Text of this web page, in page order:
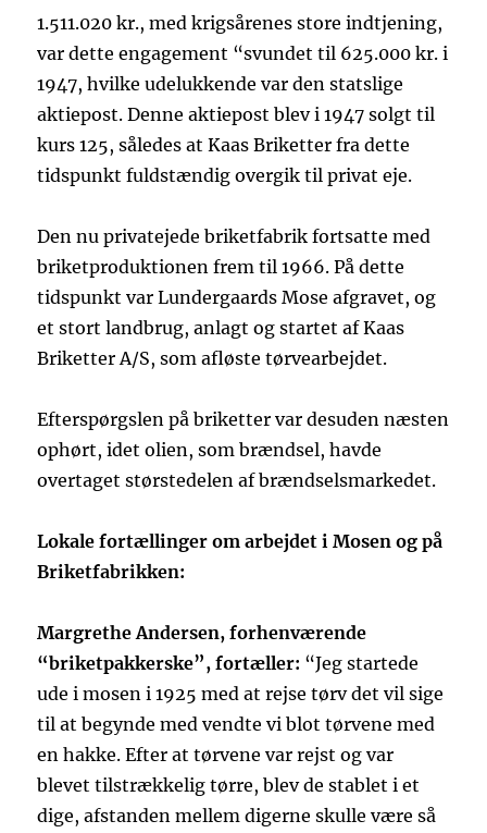
1.511.020 kr., med krigsårenes store indtjening,
var dette engagement “svundet til 625.000 kr. i
1947, hvilke udelukkende var den statslige
aktiepost. Denne aktiepost blev i 1947 solgt til
kurs 125, således at Kaas Briketter fra dette
tidspunkt fuldstændig overgik til privat eje.
Den nu privatejede briketfabrik fortsatte med
briketproduktionen frem til 1966. På dette
tidspunkt var Lundergaards Mose afgravet, og
et stort landbrug, anlagt og startet af Kaas
Briketter A/S, som afløste tørvearbejdet.
Efterspørgslen på briketter var desuden næsten
ophørt, idet olien, som brændsel, havde
overtaget størstedelen af brændselsmarkedet.
Lokale fortællinger om arbejdet i Mosen og på
Briketfabrikken:
Margrethe Andersen, forhenværende
“briketpakkerske”, fortæller: “Jeg startede
ude i mosen i 1925 med at rejse tørv det vil sige
til at begynde med vendte vi blot tørvene med
en hakke. Efter at tørvene var rejst og var
blevet tilstrækkelig tørre, blev de stablet i et
dige, afstanden mellem digerne skulle være så